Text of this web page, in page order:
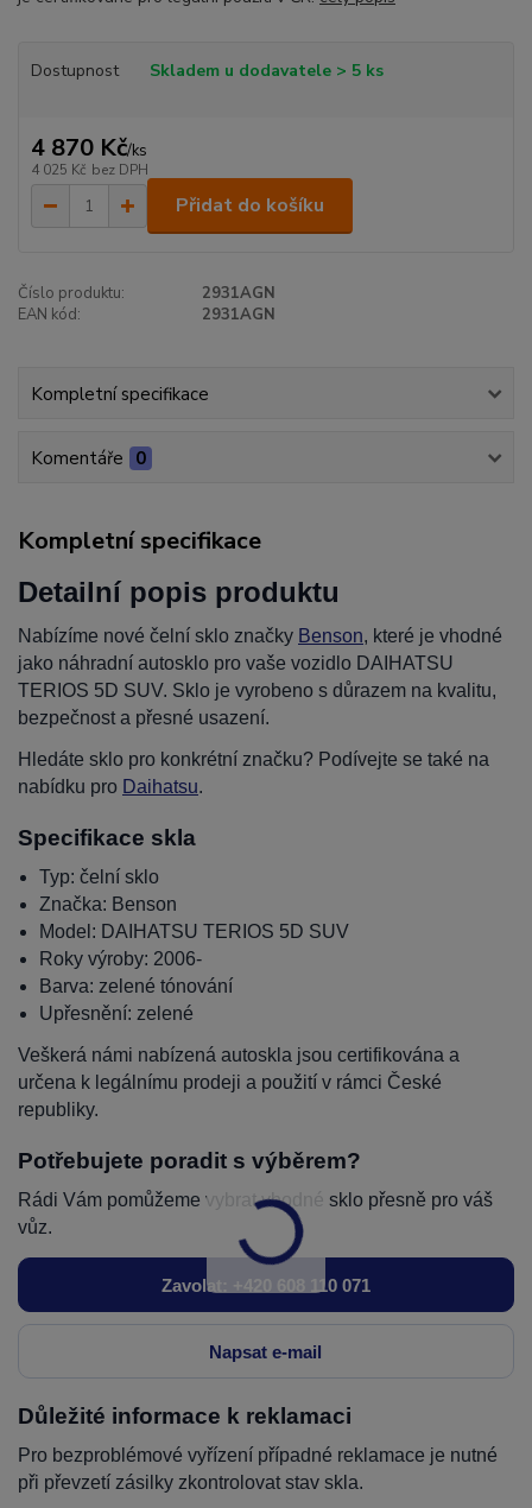
Dostupnost Skladem u dodavatele > 5 ks
4 870 Kč/ks
4 025 Kč bez DPH
Přidat do košíku
Číslo produktu:
2931AGN
EAN kód:
2931AGN
Kompletní specifikace
Komentáře 0
Kompletní specifikace
Detailní popis produktu
Nabízíme nové čelní sklo značky Benson, které je vhodné
jako náhradní autosklo pro vaše vozidlo DAIHATSU
TERIOS 5D SUV. Sklo je vyrobeno s důrazem na kvalitu,
bezpečnost a přesné usazení.
Hledáte sklo pro konkrétní značku? Podívejte se také na
nabídku pro Daihatsu.
Specifikace skla
Typ: čelní sklo
Značka: Benson
Model: DAIHATSU TERIOS 5D SUV
Roky výroby: 2006-
Barva: zelené tónování
Upřesnění: zelené
Veškerá námi nabízená autoskla jsou certifikována a
určena k legálnímu prodeji a použití v rámci České
republiky.
Potřebujete poradit s výběrem?
Rádi Vám pomůžeme vybrat vhodné sklo přesně pro váš
vůz.
Zavolat: +420 608 110 071
Napsat e-mail
Důležité informace k reklamaci
Pro bezproblémové vyřízení případné reklamace je nutné
při převzetí zásilky zkontrolovat stav skla.